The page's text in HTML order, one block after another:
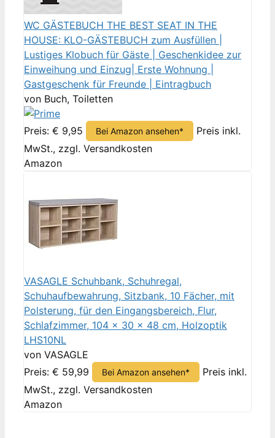
WC GÄSTEBUCH THE BEST SEAT IN THE
HOUSE: KLO-GÄSTEBUCH zum Ausfüllen |
Lustiges Klobuch für Gäste | Geschenkidee zur
Einweihung und Einzug| Erste Wohnung |
Gastgeschenk für Freunde | Eintragbuch
von Buch, Toiletten
Preis: € 9,95 Bei Amazon ansehen*
Preis inkl.
MwSt., zzgl. Versandkosten
Amazon
VASAGLE Schuhbank, Schuhregal,
Schuhaufbewahrung, Sitzbank, 10 Fächer, mit
Polsterung, für den Eingangsbereich, Flur,
Schlafzimmer, 104 x 30 x 48 cm, Holzoptik
LHS10NL
von VASAGLE
Preis: € 59,99
Bei Amazon ansehen*
Preis inkl.
MwSt., zzgl. Versandkosten
Amazon